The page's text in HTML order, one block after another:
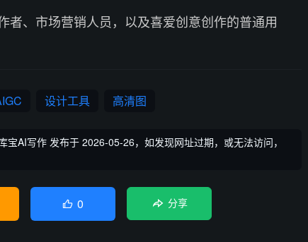
者、市场营销人员，以及喜爱创意创作的普通用
设计工具 高清图
宝AI写作 发布于 2026-05-26，如发现网址过期，或无法访问，
 0 分享